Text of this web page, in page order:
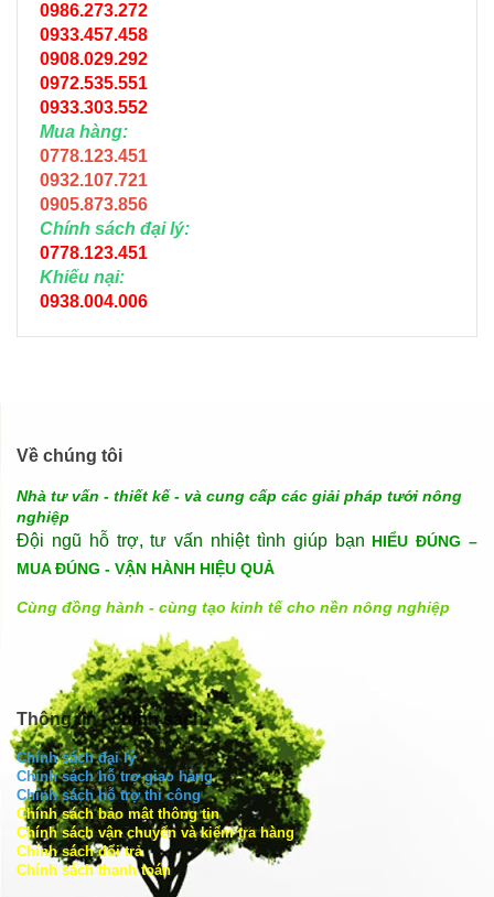
0986.273.272
0933.457.458
0908.029.292
0972.535.551
0933.303.552
Mua hàng:
0778.123.451
0932.107.721
0905.873.856
Chính sách đại lý:
0778.123.451
Khiếu nại:
0938.004.006
Về chúng tôi
Nhà tư vấn - thiết kế - và cung cấp các giải pháp tưới nông
nghiệp
Đội ngũ hỗ trợ, tư vấn nhiệt tình giúp bạn HIỂU ĐÚNG –
MUA ĐÚNG - VẬN HÀNH HIỆU QUẢ
Cùng đồng hành - cùng tạo kinh tế cho nền nông nghiệp
Thông tin - chính sách
Chính sách đại lý
Chính sách hỗ trợ giao hàng
Chính sách hỗ trợ thi công
Chính sách bảo mật thông tin
Chính sách vận chuyển và kiểm tra hàng
Chính sách đổi trả
Chính sách thanh toán